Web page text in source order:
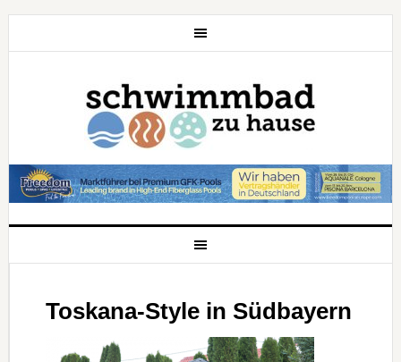
Toskana-Style in Südbayern